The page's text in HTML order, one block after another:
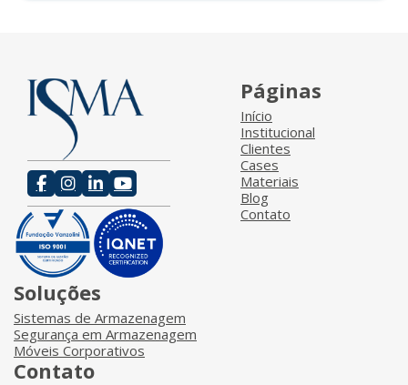
Páginas
Início
Institucional
Clientes
Cases
Materiais
Blog
Contato
Soluções
Sistemas de Armazenagem
Segurança em Armazenagem
Móveis Corporativos
Contato